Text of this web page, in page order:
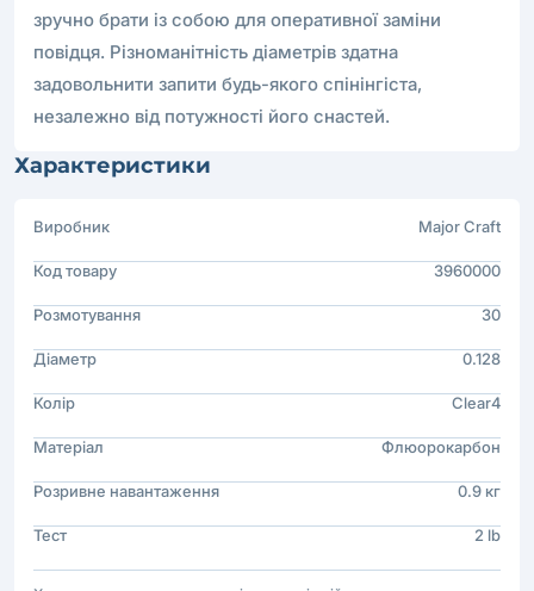
зручно брати із собою для оперативної заміни
повідця. Різноманітність діаметрів здатна
задовольнити запити будь-якого спінінгіста,
незалежно від потужності його снастей.
Характеристики
Виробник Major Craft
Код товару 3960000
Розмотування 30
Діаметр 0.128
Колір Clear4
Матеріал Флюорокарбон
Розривне навантаження 0.9 кг
Тест 2 lb